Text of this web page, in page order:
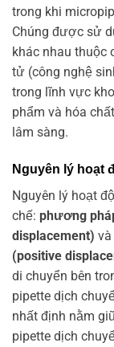
trong khi
Chúng được sử
khác nhau thuộc
tử (công nghệ
trong lĩnh vực
phẩm và hóa
lâm sàng.
Nguyên lý hoạt
Nguyên lý hoạt
chế: phương
displacement) và
(positive
di chuyển bên
pipette dịch
nhất định nằm
pipette dịch